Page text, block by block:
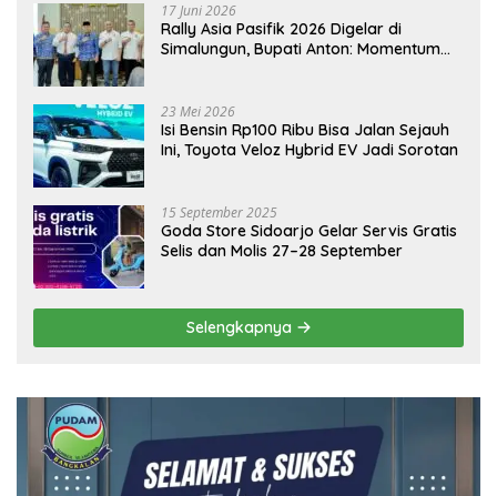
17 Juni 2026
Rally Asia Pasifik 2026 Digelar di
Simalungun, Bupati Anton: Momentum
23 Mei 2026
Isi Bensin Rp100 Ribu Bisa Jalan Sejauh
Ini, Toyota Veloz Hybrid EV Jadi Sorotan
15 September 2025
Goda Store Sidoarjo Gelar Servis Gratis
Selis dan Molis 27–28 September
Selengkapnya